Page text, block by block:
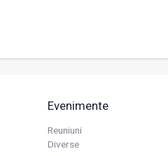
Evenimente
Reuniuni
Diverse